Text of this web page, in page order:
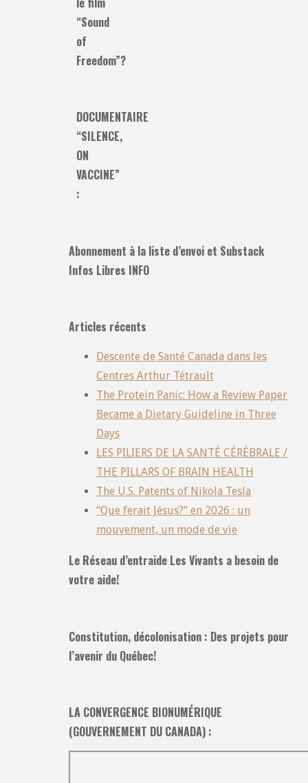
“Sound
of
Freedom”?
DOCUMENTAIRE
“SILENCE,
ON
VACCINE”
:
Abonnement à la liste d’envoi et Substack
Infos Libres INFO
Articles récents
Descente de Santé Canada dans les
Centres Arthur Tétrault
The Protein Panic: How a Review Paper
Became a Dietary Guideline in Three
Days
LES PILIERS DE LA SANTÉ CÉRÉBRALE /
THE PILLARS OF BRAIN HEALTH
The U.S. Patents of Nikola Tesla
“Que ferait Jésus?” en 2026 : un
mouvement, un mode de vie
Le Réseau d’entraide Les Vivants a besoin de
votre aide!
Constitution, décolonisation : Des projets pour
l’avenir du Québec!
LA CONVERGENCE BIONUMÉRIQUE
(GOUVERNEMENT DU CANADA) :